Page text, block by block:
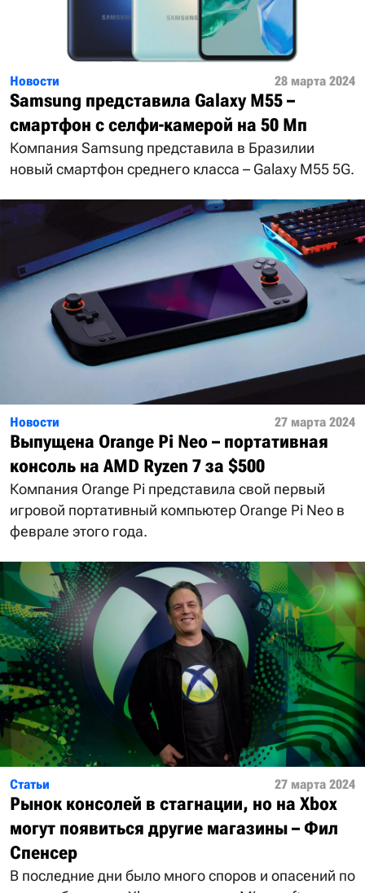
Новости 28 марта 2024
Samsung представила Galaxy M55 –
смартфон с селфи-камерой на 50 Мп
Компания Samsung представила в Бразилии
новый смартфон среднего класса – Galaxy M55 5G.
Новости 27 марта 2024
Выпущена Orange Pi Neo – портативная
консоль на AMD Ryzen 7 за $500
Компания Orange Pi представила свой первый
игровой портативный компьютер Orange Pi Neo в
феврале этого года.
Статьи 27 марта 2024
Рынок консолей в стагнации, но на Xbox
могут появиться другие магазины – Фил
Спенсер
В последние дни было много споров и опасений по